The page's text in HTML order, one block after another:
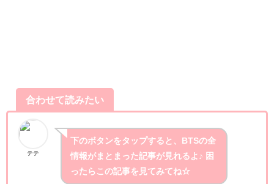
合わせて読みたい
テテ
下のボタンをタップすると、BTSの全
情報がまとまった記事が見れるよ♪ 困
ったらこの記事を見てみてね☆